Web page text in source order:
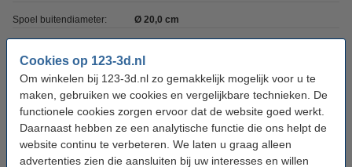
Cookies op 123-3d.nl
Om winkelen bij 123-3d.nl zo gemakkelijk mogelijk voor u te
maken, gebruiken we cookies en vergelijkbare technieken. De
functionele cookies zorgen ervoor dat de website goed werkt.
Daarnaast hebben ze een analytische functie die ons helpt de
website continu te verbeteren. We laten u graag alleen
advertenties zien die aansluiten bij uw interesses en willen
Spoel buitendiameter: Ø 20,0 cm
Ons Artikelnr: DFP02375
Vervangt artikelnr oud: DFA02041